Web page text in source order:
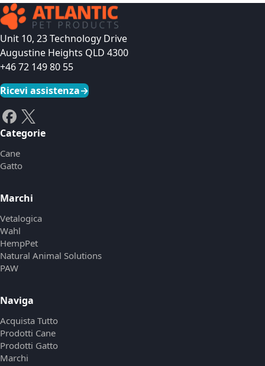
Unit 10, 23 Technology Drive
Augustine Heights QLD 4300
+46 72 149 80 55
Ricevi assistenza→
Categorie
Cane
Gatto
Marchi
Vetalogica
Wahl
HempPet
Natural Animal Solutions
PAW
Naviga
Acquista Tutto
Prodotti Cane
Prodotti Gatto
Marchi